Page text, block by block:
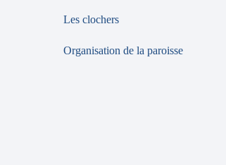
Les clochers
Organisation de la paroisse